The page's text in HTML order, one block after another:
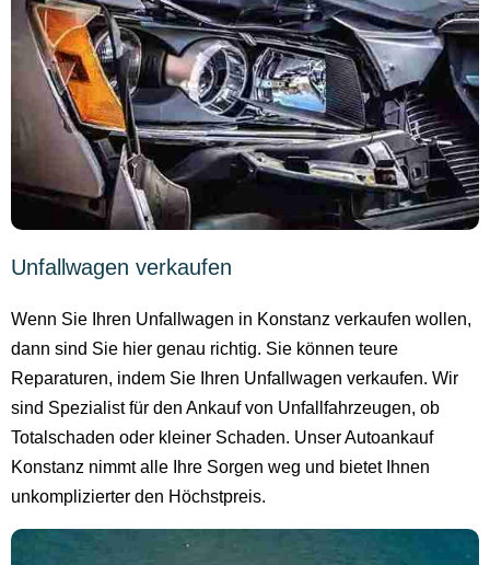
Unfallwagen verkaufen
Wenn Sie Ihren Unfallwagen in Konstanz verkaufen wollen,
dann sind Sie hier genau richtig. Sie können teure
Reparaturen, indem Sie Ihren Unfallwagen verkaufen. Wir
sind Spezialist für den Ankauf von Unfallfahrzeugen, ob
Totalschaden oder kleiner Schaden. Unser Autoankauf
Konstanz nimmt alle Ihre Sorgen weg und bietet Ihnen
unkomplizierter den Höchstpreis.